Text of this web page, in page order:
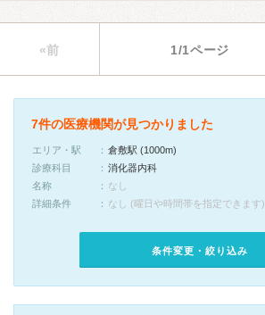
«前 1/1ページ
7件の医療機関が見つかりました
エリア・駅
倉敷駅 (1000m)
診療科目
消化器内科
名称
なし
詳細条件
なし (曜日や時間帯を指定できます)
条件変更・絞り込み